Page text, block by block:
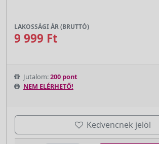
LAKOSSÁGI ÁR (BRUTTÓ)
9 999 Ft
Jutalom:200 pont
NEM ELÉRHETŐ!
Kedvencnek jelöl